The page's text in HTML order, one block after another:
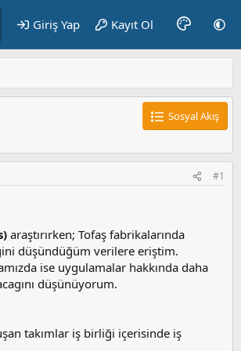
Giriş Yap Kayıt Ol
Sosyal Akış
#1
araştırırken; Tofaş fabrikalarında
düşündüğüm verilere eriştim.
ise uygulamalar hakkında daha
düşünüyorum.
takımlar iş birliği içerisinde iş